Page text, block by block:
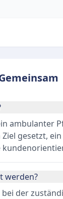
ambulanter
gesetzt,
werden?
der